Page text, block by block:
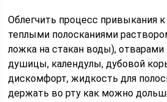
Облегчить процесс привыкания
теплыми полосканиями
ложка на стакан воды),
душицы, календулы, дубовой
дискомфорт, жидкость для
держать во рту как можно